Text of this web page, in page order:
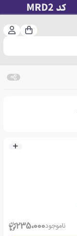
سبد
ناموجود235،000